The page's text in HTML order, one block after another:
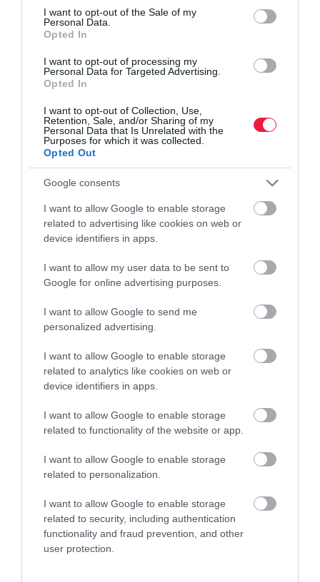
consent section.
I want to opt-out of the Sale of my
Personal Data.
Opted In
I want to opt-out of processing my
Personal Data for Targeted Advertising.
Opted In
I want to opt-out of Collection, Use,
Retention, Sale, and/or Sharing of my
Personal Data that Is Unrelated with the
Purposes for which it was collected.
Opted Out
Google consents
I want to allow Google to enable storage
related to advertising like cookies on web or
device identifiers in apps.
I want to allow my user data to be sent to
Google for online advertising purposes.
I want to allow Google to send me
personalized advertising.
I want to allow Google to enable storage
related to analytics like cookies on web or
device identifiers in apps.
I want to allow Google to enable storage
related to functionality of the website or app.
I want to allow Google to enable storage
related to personalization.
I want to allow Google to enable storage
related to security, including authentication
functionality and fraud prevention, and other
user protection.
BŰNCSELEKMÉNY
Figyelem! Itt bukkantak fel újra az unokázós
csalók
Ismét unokázós csalók jelentek meg Szekszárdon. A napokban
olyan ismeretlenek, akik közeli hozzátartozónak adták ki magukat.
Az egyik…